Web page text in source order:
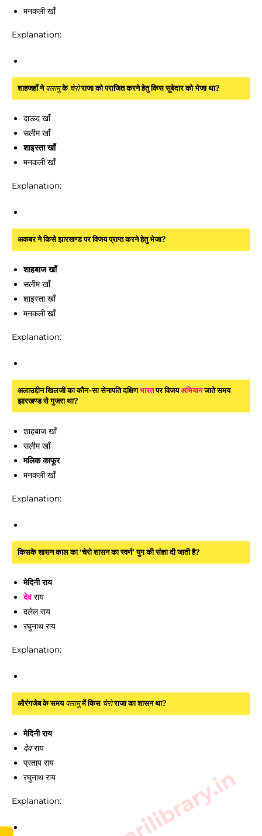
मनकली खाँ
Explanation:
शाहजहाँ ने पलामूके चेरोराजा को पराजित करने हेतु किस सूबेदार को भेजा था?
दाऊद खाँ
सलीम खाँ
शाइस्ता खाँ
मनकली खाँ
Explanation:
अकबर ने किसे झारखण्ड पर विजय प्राप्त करने हेतु भेजा?
शाहबाज खाँ
सलीम खाँ
शाइस्ता खाँ
मनकली खाँ
Explanation:
अलाउद्दीन खिलजी का कौन-सा सेनापति दक्षिणभारतपर विजयअभियानजाते समय
झारखण्ड से गुजरा था?
शाहबाज खाँ
सलीम खाँ
मलिक काफूर
मनकली खाँ
Explanation:
किसके शासन काल का ‘चेरो शासन का स्वर्ण’ युग की संज्ञा दी जाती है?
मेदिनी राय
देवराय
दलेल राय
रघुनाथ राय
Explanation:
औरंगजेब के समय पलामूमें किस चेरोराजा का शासन था?
मेदिनी राय
देवराय
प्रताप राय
रघुनाथ राय
Explanation: